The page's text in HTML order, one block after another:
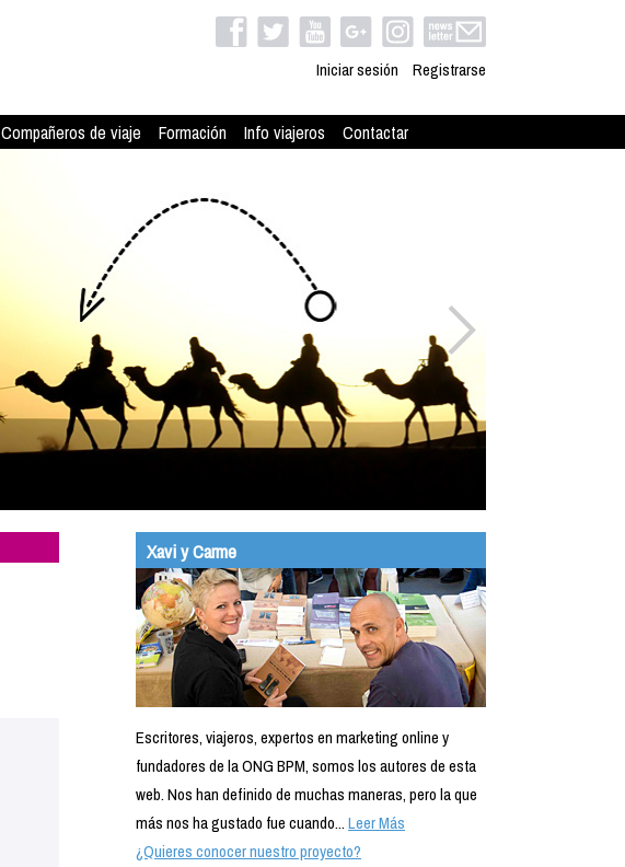
Iniciar sesión Registrarse
Compañeros de viaje Formación Info viajeros Contactar
Xavi y Carme
Escritores, viajeros, expertos en marketing online y
fundadores de la ONG BPM, somos los autores de esta
web. Nos han definido de muchas maneras, pero la que
más nos ha gustado fue cuando...Leer Más
¿Quieres conocer nuestro proyecto?